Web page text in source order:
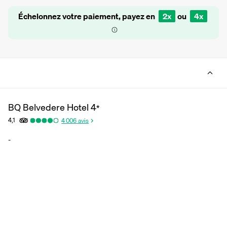
Échelonnez votre paiement, payez en 2x ou 4x
BQ Belvedere Hotel4*
4,1 4 006avis
-